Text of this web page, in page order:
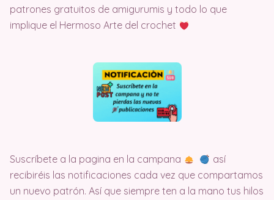
patrones gratuitos de amigurumis y todo lo que
implique el Hermoso Arte del crochet
Suscríbete a la pagina en la campana
así
recibiréis las notificaciones cada vez que compartamos
un nuevo patrón. Así que siempre ten a la mano tus hilos